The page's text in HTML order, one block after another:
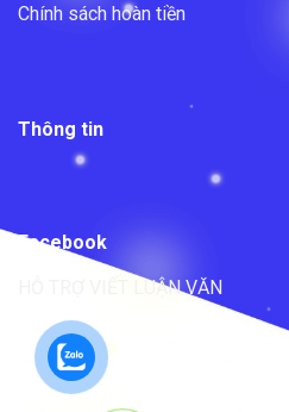
Chính sách hoàn tiền
Thông tin
Facebook
HỖ TRỢ VIẾT LUẬN VĂN